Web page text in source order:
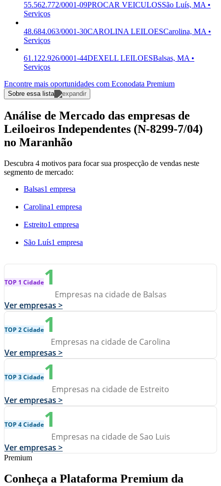
55.562.772/0001-09PROCAR VEICULOSSão Luís, MA •
Serviços
48.684.063/0001-30CAROLINA LEILOESCarolina, MA •
Serviços
61.122.926/0001-44DEXELL LEILOESBalsas, MA •
Serviços
Encontre mais oportunidades com Econodata Premium
Sobre essa lista
Análise de Mercado das empresas de
Leiloeiros Independentes (N-8299-7/04)
no Maranhão
Descubra 4 motivos para focar sua prospecção de vendas neste
segmento de mercado:
Balsas1 empresa
Carolina1 empresa
Estreito1 empresa
São Luís1 empresa
TOP 1 Cidade1
Empresas na cidade de Balsas
Ver empresas >
TOP 2 Cidade1
Empresas na cidade de Carolina
Ver empresas >
TOP 3 Cidade1
Empresas na cidade de Estreito
Ver empresas >
TOP 4 Cidade1
Empresas na cidade de Sao Luis
Ver empresas >
Premium
Conheça a Plataforma Premium da